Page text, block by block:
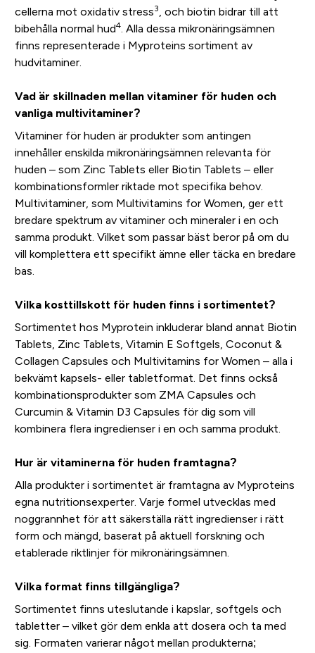
cellerna mot oxidativ stress3
, och biotin bidrar till att
bibehålla normal hud4. Alla dessa mikronäringsämnen
finns representerade i Myproteins sortiment av
hudvitaminer.
Vad är skillnaden mellan vitaminer för huden och
vanliga multivitaminer?
Vitaminer för huden är produkter som antingen
innehåller enskilda mikronäringsämnen relevanta för
huden – som Zinc Tablets eller Biotin Tablets – eller
kombinationsformler riktade mot specifika behov.
Multivitaminer, som Multivitamins for Women, ger ett
bredare spektrum av vitaminer och mineraler i en och
samma produkt. Vilket som passar bäst beror på om du
vill komplettera ett specifikt ämne eller täcka en bredare
bas.
Vilka kosttillskott för huden finns i sortimentet?
Sortimentet hos Myprotein inkluderar bland annat Biotin
Tablets, Zinc Tablets, Vitamin E Softgels, Coconut &
Collagen Capsules och Multivitamins for Women – alla i
bekvämt kapsels- eller tabletformat. Det finns också
kombinationsprodukter som ZMA Capsules och
Curcumin & Vitamin D3 Capsules för dig som vill
kombinera flera ingredienser i en och samma produkt.
Hur är vitaminerna för huden framtagna?
Alla produkter i sortimentet är framtagna av Myproteins
egna nutritionsexperter. Varje formel utvecklas med
noggrannhet för att säkerställa rätt ingredienser i rätt
form och mängd, baserat på aktuell forskning och
etablerade riktlinjer för mikronäringsämnen.
Vilka format finns tillgängliga?
Sortimentet finns uteslutande i kapslar, softgels och
tabletter – vilket gör dem enkla att dosera och ta med
sig. Formaten varierar något mellan produkterna;